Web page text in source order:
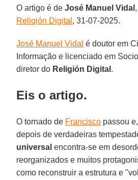
O artigo é deJosé Manuel Vidal
Religión Digital , 31-07-2025.
José Manuel Vidal é doutor em
Informação e licenciado em
diretor do Religión Digital .
Eis o artigo.
O tornado de Francisco passou
depois de verdadeiras
universal encontra-se em
reorganizados e muitos
como reconstruir a estrutura e